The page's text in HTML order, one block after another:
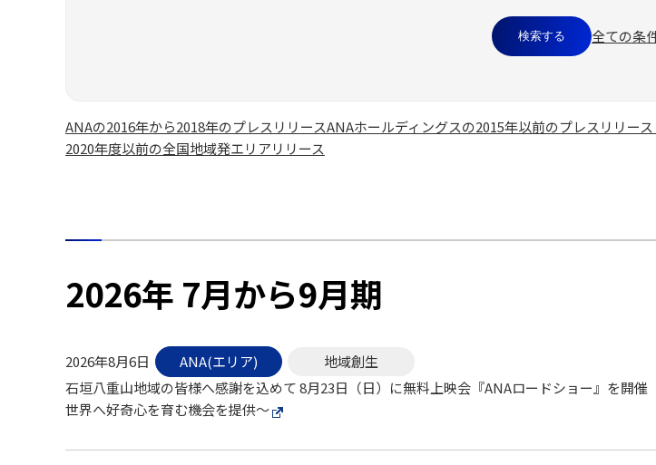
全ての条
ANAの2016年から2018年のプレスリリースANAホールディングスの2015年以前のプレスリリース
2020年度以前の全国地域発エリアリリース
2026年 7月から9月期
2026年8月6日 ANA(エリア)
地域創生
石垣八重山地域の皆様へ感謝を込めて 8月23日（日）に無料上映会『ANAロードショー』を開
世界へ好奇心を育む機会を提供～